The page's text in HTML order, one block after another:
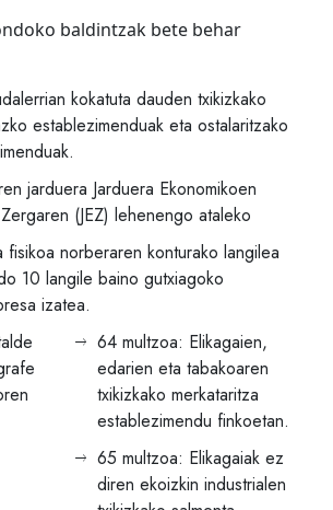
baldintzak bete behar
kokatuta dauden txikizkako
establezimenduak eta ostalaritzako
jarduera Jarduera Ekonomikoen
(JEZ) lehenengo ataleko
fisikoa norberaren konturako langilea
10 langile baino gutxiagoko
izatea.
64 multzoa: Elikagaien,
edarien eta tabakoaren
txikizkako merkataritza
establezimendu finkoetan.
65 multzoa: Elikagaiak ez
diren ekoizkin industrialen